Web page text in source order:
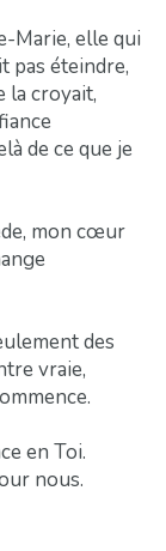
Marie, elle qui
pas éteindre,
la croyait,
de ce que je
mon cœur
des
vraie,
en Toi.
nous.